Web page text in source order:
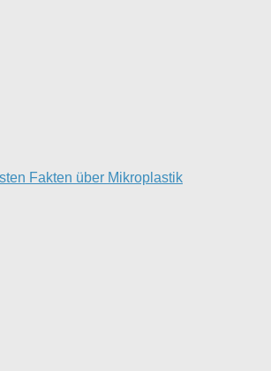
Fakten über Mikroplastik